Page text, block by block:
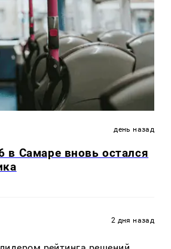
день назад
Самаре вновь остался
2 дня назад